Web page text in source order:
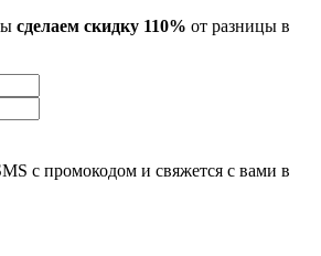
сделаем скидку 110% от разницы в
с промокодом и свяжется с вами в